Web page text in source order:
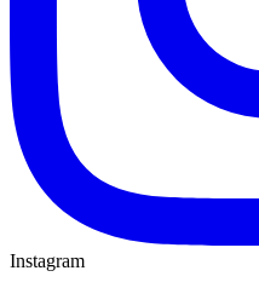
Instagram